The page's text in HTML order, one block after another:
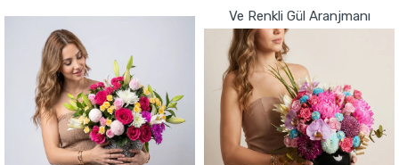
Ve Renkli Gül Aranjmanı